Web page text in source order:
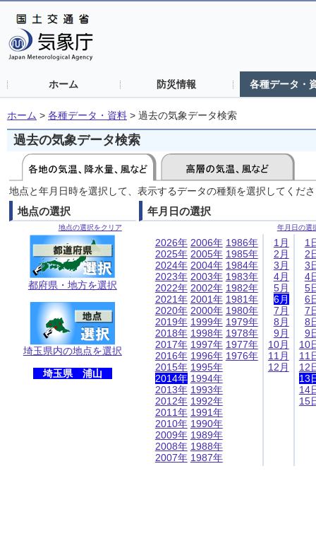
ホーム 防災情報 各種データ・
ホーム > 各種データ・資料 > 過去の気象データ検索
過去の気象データ検索
地点と年月日時を選択して、表示するデータの種類を選択してくだ
地点の選択
地点の選択をクリア
都府県・地方を選択
埼玉県内の地点を選択
埼玉県 浦山
年月日の選択
年月日の選
2026年
2025年
2024年
2023年
2022年
2021年
2020年
2019年
2018年
2017年
2016年
2015年
2014年
2013年
2012年
2011年
2010年
2009年
2008年
2007年
2006年
2005年
2004年
2003年
2002年
2001年
2000年
1999年
1998年
1997年
1996年
1995年
1994年
1993年
1992年
1991年
1990年
1989年
1988年
1987年
1986年
1985年
1984年
1983年
1982年
1981年
1980年
1979年
1978年
1977年
1976年
1月
2月
3月
4月
5月
6月
7月
8月
9月
10月
11月
12月
1
2
3
4
5
6
7
8
9
10
11
12
13
14
15